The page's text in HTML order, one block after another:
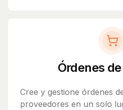
Órdenes
Cree y gestione órdenes
proveedores en un solo